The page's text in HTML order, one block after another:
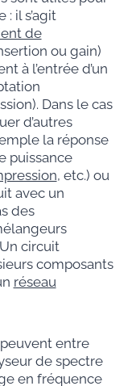
il s’agit
de
ou gain)
à l’entrée d’un
Dans le cas
d’autres
la réponse
puissance
, etc.) ou
avec un
des
circuit
composants
réseau
entre
de spectre
en fréquence